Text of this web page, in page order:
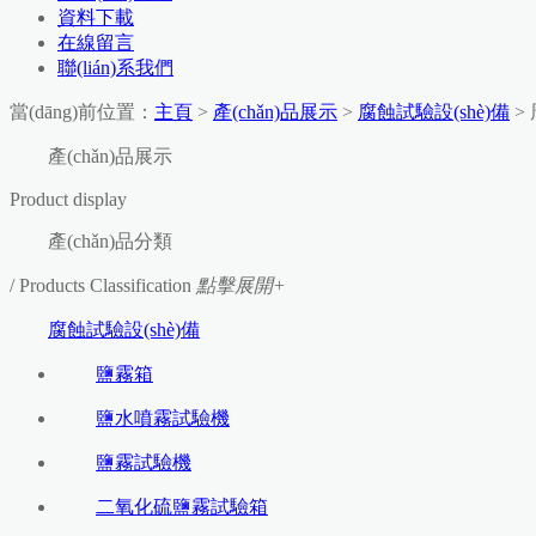
資料下載
在線留言
聯(lián)系我們
當(dāng)前位置： 主頁 > 產(chǎn)品展示 > 腐蝕試驗設(shè)備 >
產(chǎn)品展示
Product display
產(chǎn)品分類
/ Products Classification 點擊展開+
腐蝕試驗設(shè)備
鹽霧箱
鹽水噴霧試驗機
鹽霧試驗機
二氧化硫鹽霧試驗箱